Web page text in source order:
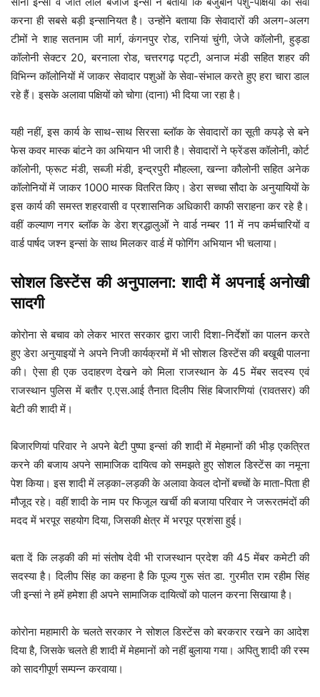
करना ही सबसे बड़ी इन्सानियत है। उन्होंने बताया कि सेवादारों की अलग-अलग
टीमों ने शाह सतनाम जी मार्ग, कंगनपुर रोड, रानियां चुंगी, जेजे कॉलोनी, हुड्डा
कॉलोनी सेक्टर 20, बरनाला रोड, चत्तरगढ़ पट्टी, अनाज मंडी सहित शहर की
विभिन्न कॉलोनियों में जाकर सेवादार पशुओं के सेवा-संभाल करते हुए हरा चारा डाल
रहे हैं। इसके अलावा पक्षियों को चोगा (दाना) भी दिया जा रहा है।
यही नहीं, इस कार्य के साथ-साथ सिरसा ब्लॉक के सेवादारों का सूती कपड़े से बने
फेस कवर मास्क बांटने का अभियान भी जारी है। सेवादारों ने फ्रेंडस कॉलोनी, कोर्ट
कॉलोनी, फ्रूट मंडी, सब्जी मंडी, इन्द्रपुरी मौहल्ला, खन्ना कौलोनी सहित अनेक
कॉलोनियों में जाकर 1000 मास्क वितरित किए। डेरा सच्चा सौदा के अनुयायियों के
इस कार्य की समस्त शहरवासी व प्रशासनिक अधिकारी काफी सराहना कर रहे है।
वहीं कल्याण नगर ब्लॉक के डेरा श्रद्धालुओं ने वार्ड नम्बर 11 में नप कर्मचारियों व
वार्ड पार्षद जश्न इन्सां के साथ मिलकर वार्ड में फोगिंग अभियान भी चलाया।
सोशल डिस्टेंस की अनुपालना: शादी में अपनाई अनोखी
सादगी
कोरोना से बचाव को लेकर भारत सरकार द्वारा जारी दिशा-निर्देशों का पालन करते
हुए डेरा अनुयाइयों ने अपने निजी कार्यक्रमों में भी सोशल डिस्टेंस की बखूबी पालना
की। ऐसा ही एक उदाहरण देखने को मिला राजस्थान के 45 मेंबर सदस्य एवं
राजस्थान पुलिस में बतौर ए.एस.आई तैनात दिलीप सिंह बिजारणियां (रावतसर) की
बेटी की शादी में।
बिजारणियां परिवार ने अपने बेटी पुष्पा इन्सां की शादी में मेहमानों की भीड़ एकत्रित
करने की बजाय अपने सामाजिक दायित्व को समझते हुए सोशल डिस्टेंस का नमूना
पेश किया। इस शादी में लड़का-लड़की के अलावा केवल दोनों बच्चों के माता-पिता ही
मौजूद रहे। वहीं शादी के नाम पर फिजूल खर्ची की बजाया परिवार ने जरूरतमंदों की
मदद में भरपूर सहयोग दिया, जिसकी क्षेत्र में भरपूर प्रशंसा हुई।
बता दें कि लड़की की मां संतोष देवी भी राजस्थान प्रदेश की 45 मेंबर कमेटी की
सदस्या है। दिलीप सिंह का कहना है कि पूज्य गुरू संत डा. गुरमीत राम रहीम सिंह
जी इन्सां ने हमें हमेशा ही अपने सामाजिक दायित्वों को पालन करना सिखाया है।
कोरोना महामारी के चलते सरकार ने सोशल डिस्टेंस को बरकरार रखने का आदेश
दिया है, जिसके चलते ही शादी में मेहमानों को नहीं बुलाया गया। अपितु शादी की रस्म
को सादगीपूर्ण सम्पन्न करवाया।